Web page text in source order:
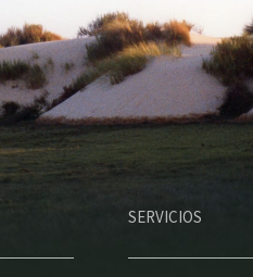
SERVICIOS